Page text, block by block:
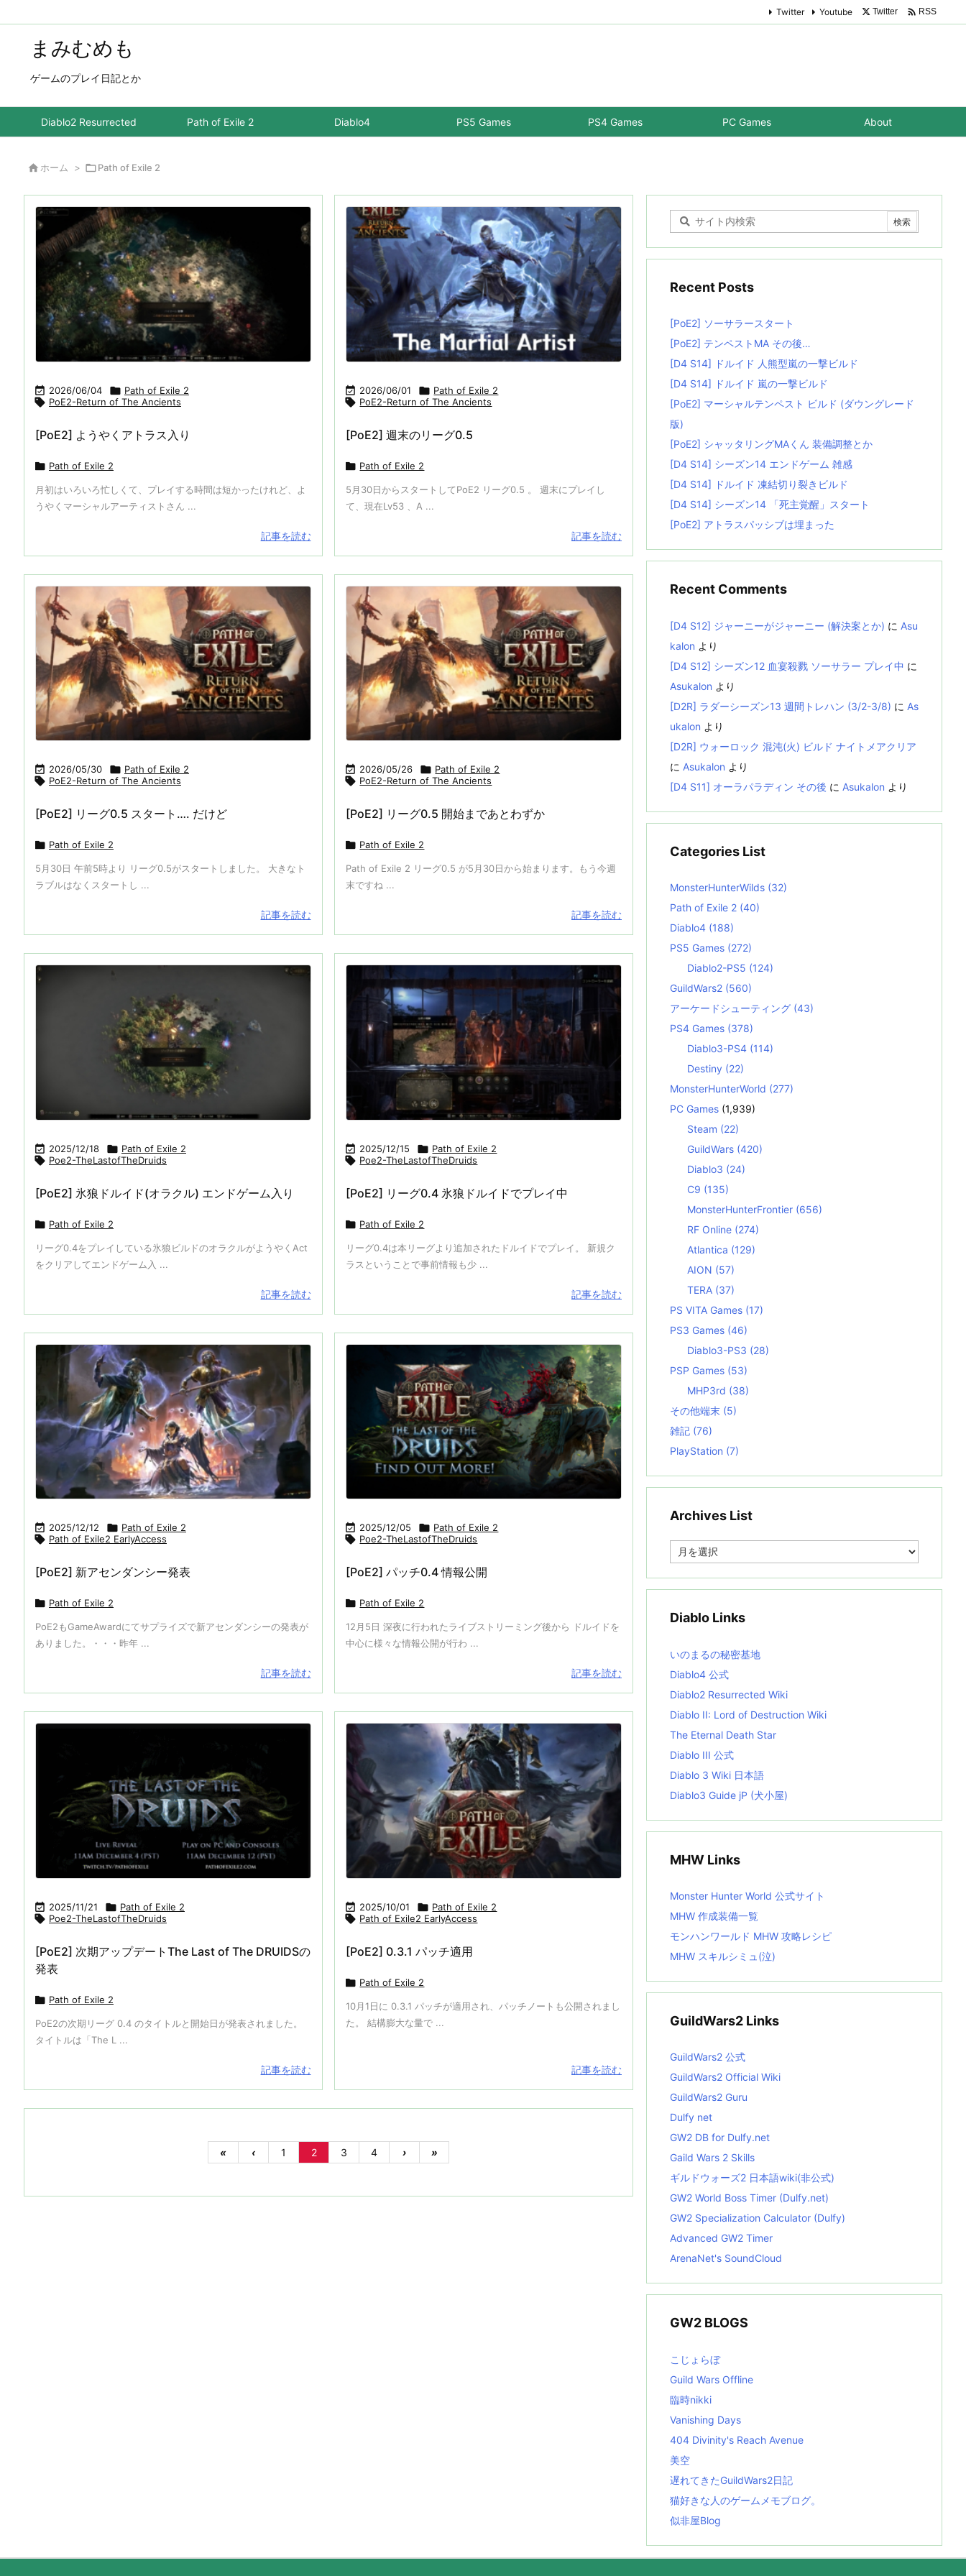
まみむめも
ゲームのプレイ日記とか
Diablo2 Resurrected Path of Exile 2 Diablo4 PS5 Games PS4 Games PC Games About
Twitter Youtube Twitter  RSS
 ホーム > Path of Exile 2
 2026/06/04  Path of Exile 2
 PoE2-Return of The Ancients
[PoE2] ようやくアトラス入り
 Path of Exile 2
月初はいろいろ忙しくて、プレイする時間は短かったけれど、よ
うやくマーシャルアーティストさん ...
記事を読む
 2026/06/01  Path of Exile 2
 PoE2-Return of The Ancients
[PoE2] 週末のリーグ0.5
 Path of Exile 2
5月30日からスタートしてPoE2 リーグ0.5 。 週末にプレイし
て、現在Lv53 、A ...
記事を読む
 2026/05/30  Path of Exile 2
 PoE2-Return of The Ancients
[PoE2] リーグ0.5 スタート…. だけど
 Path of Exile 2
5月30日 午前5時より リーグ0.5がスタートしました。 大きなト
ラブルはなくスタートし ...
記事を読む
 2026/05/26  Path of Exile 2
 PoE2-Return of The Ancients
[PoE2] リーグ0.5 開始まであとわずか
 Path of Exile 2
Path of Exile 2 リーグ0.5 が5月30日から始まります。もう今週
末ですね ...
記事を読む
 2025/12/18  Path of Exile 2
 Poe2-TheLastofTheDruids
[PoE2] 氷狼ドルイド(オラクル) エンドゲーム入り
 Path of Exile 2
リーグ0.4をプレイしている氷狼ビルドのオラクルがようやくAct
をクリアしてエンドゲーム入 ...
記事を読む
 2025/12/15  Path of Exile 2
 Poe2-TheLastofTheDruids
[PoE2] リーグ0.4 氷狼ドルイドでプレイ中
 Path of Exile 2
リーグ0.4は本リーグより追加されたドルイドでプレイ。 新規ク
ラスということで事前情報も少 ...
記事を読む
 2025/12/12  Path of Exile 2
 Path of Exile2 EarlyAccess
[PoE2] 新アセンダンシー発表
 Path of Exile 2
PoE2もGameAwardにてサプライズで新アセンダンシーの発表が
ありました。・・・昨年 ...
記事を読む
 2025/12/05  Path of Exile 2
 Poe2-TheLastofTheDruids
[PoE2] パッチ0.4 情報公開
 Path of Exile 2
12月5日 深夜に行われたライブストリーミング後から ドルイドを
中心に様々な情報公開が行わ ...
記事を読む
 2025/11/21  Path of Exile 2
 Poe2-TheLastofTheDruids
[PoE2] 次期アップデートThe Last of The DRUIDSの
発表
 Path of Exile 2
PoE2の次期リーグ 0.4 のタイトルと開始日が発表されました。
タイトルは「The L ...
記事を読む
 2025/10/01  Path of Exile 2
 Path of Exile2 EarlyAccess
[PoE2] 0.3.1 パッチ適用
 Path of Exile 2
10月1日に 0.3.1 パッチが適用され、パッチノートも公開されまし
た。 結構膨大な量で ...
記事を読む
« ‹ 1 2 3 4 › »
Recent Posts
[PoE2] ソーサラースタート
[PoE2] テンペストMA その後…
[D4 S14] ドルイド 人熊型嵐の一撃ビルド
[D4 S14] ドルイド 嵐の一撃ビルド
[PoE2] マーシャルテンペスト ビルド (ダウングレード
版)
[PoE2] シャッタリングMAくん 装備調整とか
[D4 S14] シーズン14 エンドゲーム 雑感
[D4 S14] ドルイド 凍結切り裂きビルド
[D4 S14] シーズン14 「死主覚醒」スタート
[PoE2] アトラスパッシブは埋まった
Recent Comments
[D4 S12] ジャーニーがジャーニー (解決案とか) に Asu
kalon より
[D4 S12] シーズン12 血宴殺戮 ソーサラー プレイ中 に
Asukalon より
[D2R] ラダーシーズン13 週間トレハン (3/2-3/8) に As
ukalon より
[D2R] ウォーロック 混沌(火) ビルド ナイトメアクリア
に Asukalon より
[D4 S11] オーラパラディン その後 に Asukalon より
Categories List
MonsterHunterWilds (32)
Path of Exile 2 (40)
Diablo4 (188)
PS5 Games (272)
Diablo2-PS5 (124)
GuildWars2 (560)
アーケードシューティング (43)
PS4 Games (378)
Diablo3-PS4 (114)
Destiny (22)
MonsterHunterWorld (277)
PC Games (1,939)
Steam (22)
GuildWars (420)
Diablo3 (24)
C9 (135)
MonsterHunterFrontier (656)
RF Online (274)
Atlantica (129)
AION (57)
TERA (37)
PS VITA Games (17)
PS3 Games (46)
Diablo3-PS3 (28)
PSP Games (53)
MHP3rd (38)
その他端末 (5)
雑記 (76)
PlayStation (7)
Archives List
e
i
s
t
Diablo Links
いのまるの秘密基地
Diablo4 公式
Diablo2 Resurrected Wiki
Diablo II: Lord of Destruction Wiki
The Eternal Death Star
Diablo III 公式
Diablo 3 Wiki 日本語
Diablo3 Guide jP (犬小屋)
MHW Links
Monster Hunter World 公式サイト
MHW 作成装備一覧
モンハンワールド MHW 攻略レシピ
MHW スキルシミュ(泣)
GuildWars2 Links
GuildWars2 公式
GuildWars2 Official Wiki
GuildWars2 Guru
Dulfy net
GW2 DB for Dulfy.net
Gaild Wars 2 Skills
ギルドウォーズ2 日本語wiki(非公式)
GW2 World Boss Timer (Dulfy.net)
GW2 Specialization Calculator (Dulfy)
Advanced GW2 Timer
ArenaNet's SoundCloud
GW2 BLOGS
こじょらぼ
Guild Wars Offline
臨時nikki
Vanishing Days
404 Divinity's Reach Avenue
美空
遅れてきたGuildWars2日記
猫好きな人のゲームメモブログ。
似非屋Blog